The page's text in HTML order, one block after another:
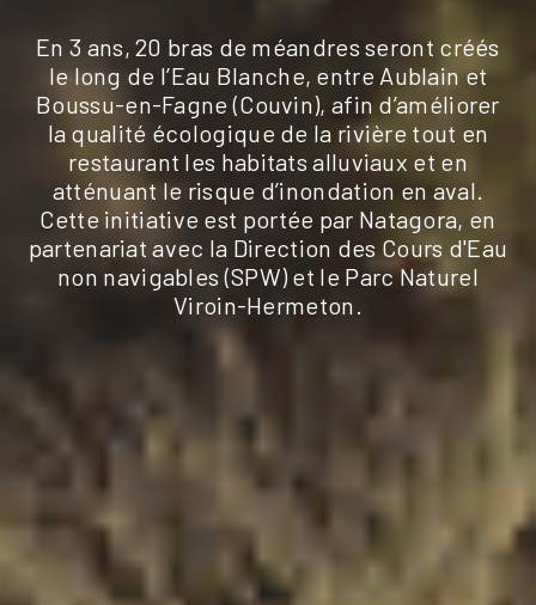
En 3 ans, 20 bras de méandres seront créés
le long de l’Eau Blanche, entre Aublain et
Boussu-en-Fagne (Couvin), afin d’améliorer
la qualité écologique de la rivière tout en
restaurant les habitats alluviaux et en
atténuant le risque d’inondation en aval.
Cette initiative est portée par Natagora, en
partenariat avec la Direction des Cours d'Eau
non navigables (SPW) et le Parc Naturel
Viroin-Hermeton.